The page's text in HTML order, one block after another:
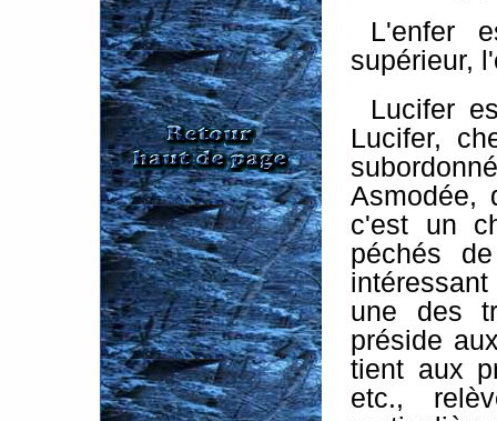
L'enfer
supérieur,
Lucifer
Lucifer,
Asmodée,
c'est un
péchés
une des
préside
tient aux
etc.,